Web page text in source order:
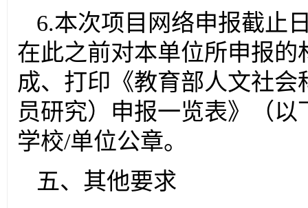
6.本次项目网络申报截止
在此之前对本单位所申报
成、打印《教育部人文社
员研究）申报一览表》（
学校/单位公章。
五、其他要求